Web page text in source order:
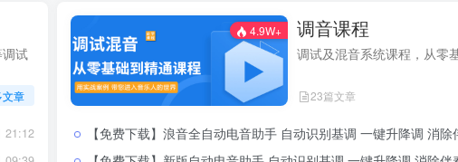
试
文章
21:12
4.9W+ 调音课程
调试及混音系统课程，从零
23篇文章
【免费下载】浪音全自动电音助手 自动识别基调 一键升降调 消除伴奏 直播跟唱功能 修